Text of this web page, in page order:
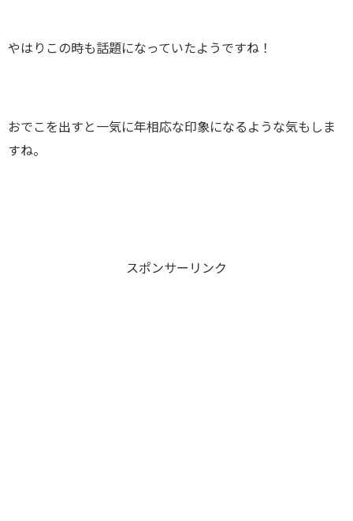
やはりこの時も話題になっていたようですね！
おでこを出すと一気に年相応な印象になるような気もしま
すね。
スポンサーリンク